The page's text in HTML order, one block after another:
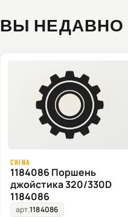
ВЫ НЕДАВНО
CHINA
1184086 Поршень
джойстика 320/330D
1184086
арт.1184086